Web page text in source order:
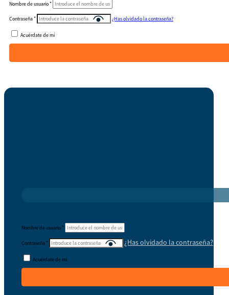
Nombre de usuario*
Contraseña* ¿Has olvidado la contraseña?
Acuérdate de mí
Nombre de usuario *
Contraseña * ¿Has olvidado la contraseña?
Acuérdate de mí